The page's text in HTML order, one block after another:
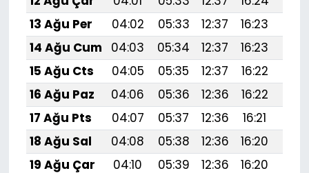
13 Ağu Per
04:02 05:33 12:37 16:23
14 Ağu Cum
04:03 05:34 12:37 16:23
15 Ağu Cts
04:05 05:35 12:37 16:22
16 Ağu Paz
04:06 05:36 12:36 16:22
17 Ağu Pts
04:07 05:37 12:36 16:21
18 Ağu Sal
04:08 05:38 12:36 16:20
19 Ağu Çar
04:10 05:39 12:36 16:20